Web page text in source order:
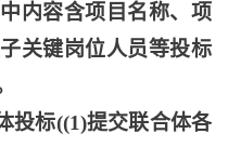
内容含项目名称、项
关键岗位人员等投标
投标((1)提交联合体各